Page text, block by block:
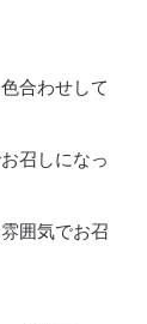
合わせして
召しになっ
囲気でお召